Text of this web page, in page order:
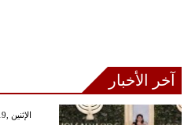
آخر الأخبار
GMT 18:07 2026 الإثنين ,19 كانون الثاني / يناير